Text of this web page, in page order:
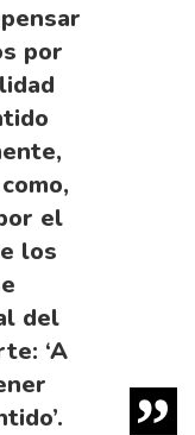
por
el
los
del
‘A